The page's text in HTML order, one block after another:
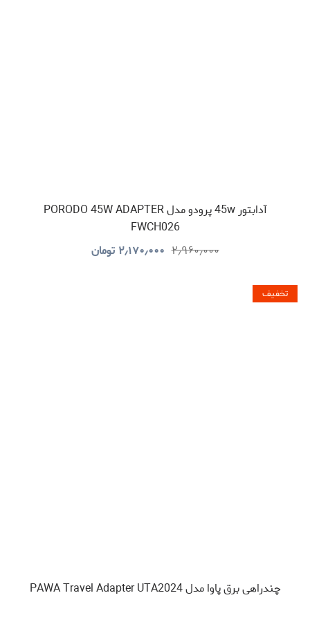
آدابتور 45w پرودو مدل PORODO 45W ADAPTER
FWCH026
۲٫۹۶۰٫۰۰۰ ۲٫۱۷۰٫۰۰۰ تومان
تخفیف
چندراهی برق پاوا مدل PAWA Travel Adapter UTA2024